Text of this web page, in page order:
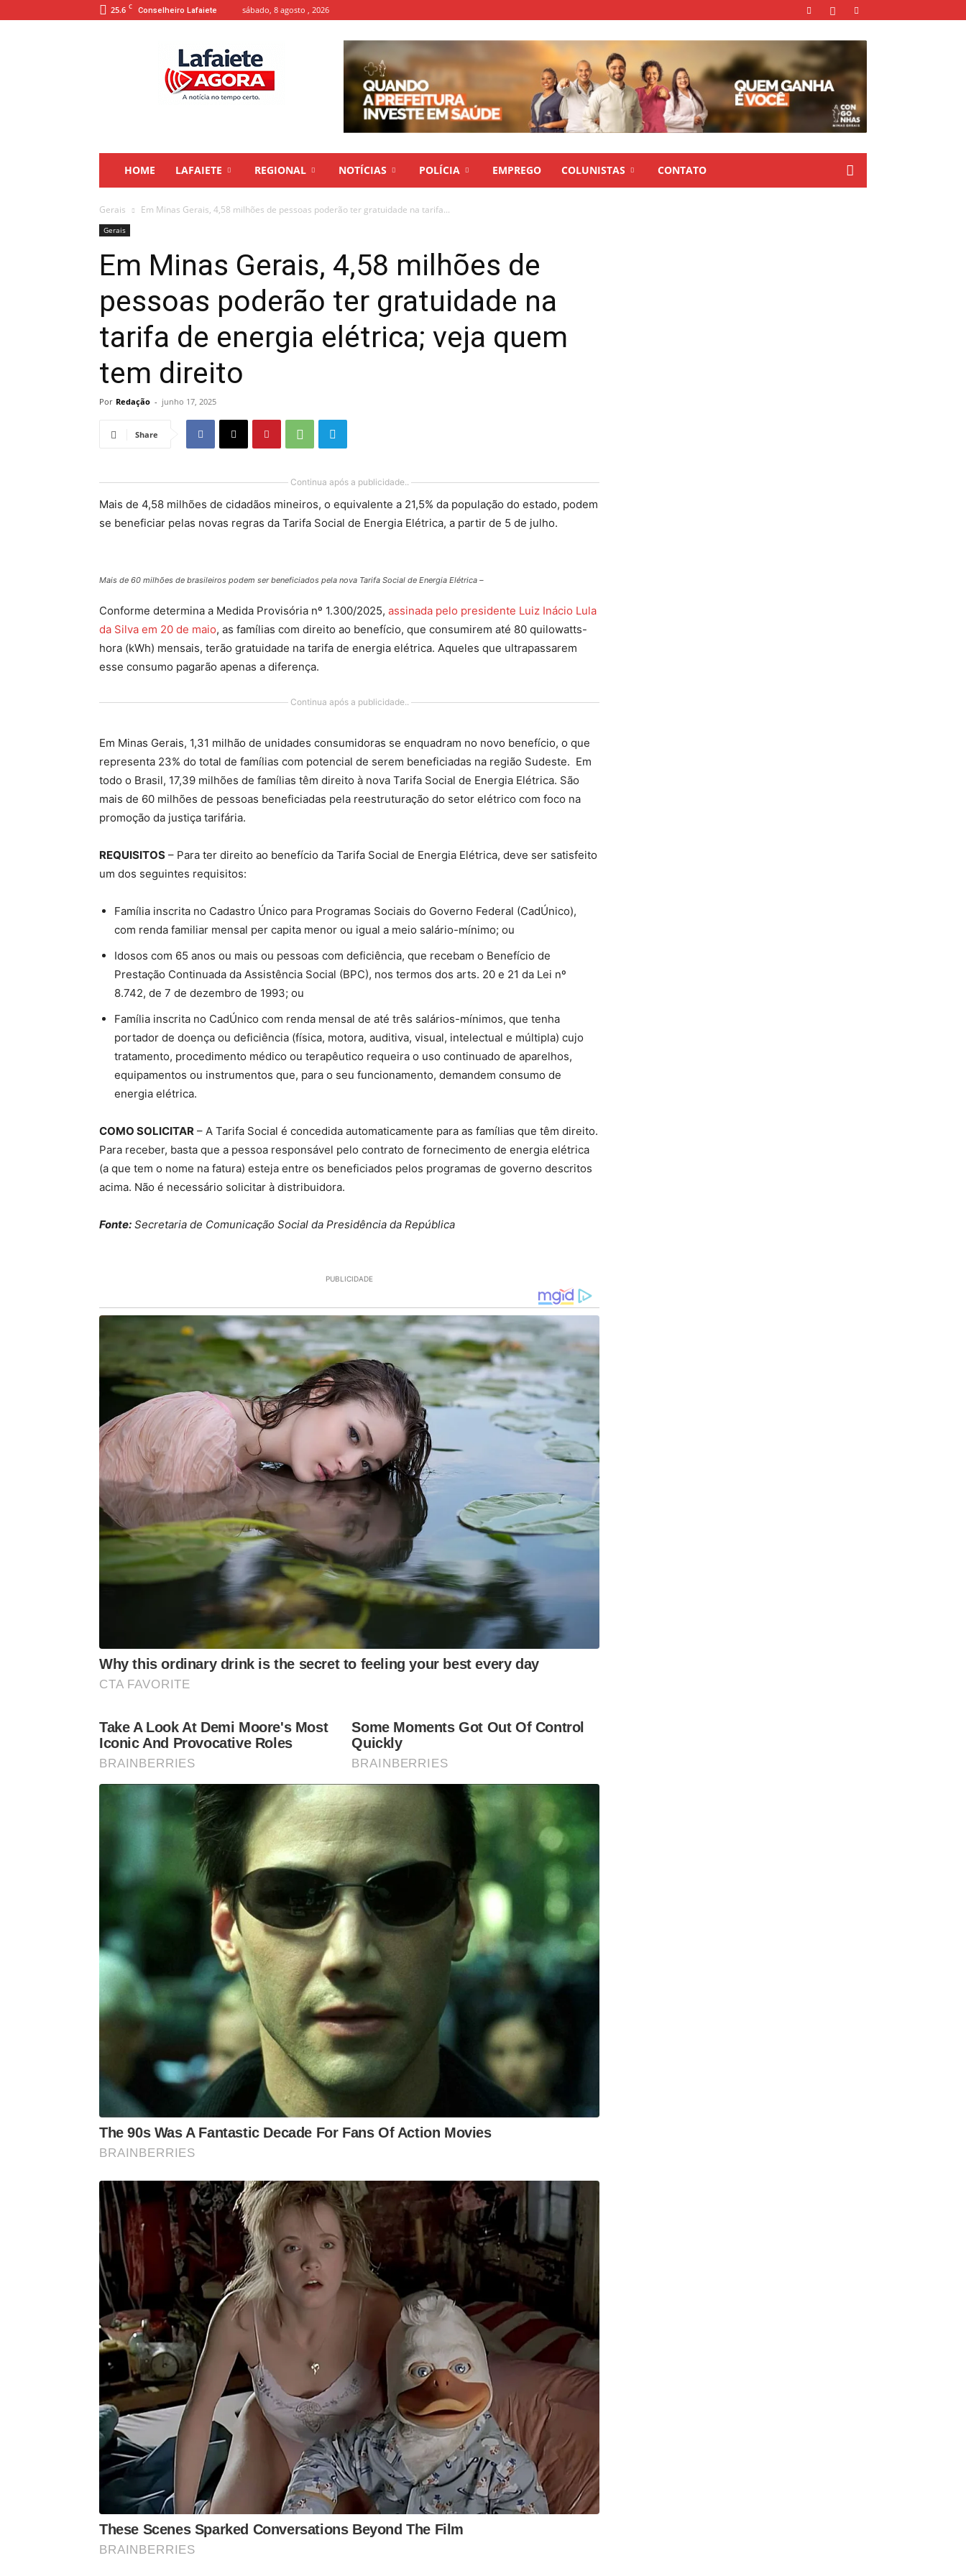
25.6 C Conselheiro Lafaiete sábado, 8 agosto , 2026
HOME LAFAIETE REGIONAL NOTÍCIAS POLÍCIA EMPREGO COLUNISTAS CONTATO
Gerais Em Minas Gerais, 4,58 milhões de pessoas poderão ter gratuidade na tarifa...
Gerais
Em Minas Gerais, 4,58 milhões de
pessoas poderão ter gratuidade na
tarifa de energia elétrica; veja quem
tem direito
Por Redação - junho 17, 2025
Share
Continua após a publicidade..
Mais de 4,58 milhões de cidadãos mineiros, o equivalente a 21,5% da população do estado, podem
se beneficiar pelas novas regras da Tarifa Social de Energia Elétrica, a partir de 5 de julho.
Mais de 60 milhões de brasileiros podem ser beneficiados pela nova Tarifa Social de Energia Elétrica –
Conforme determina a Medida Provisória nº 1.300/2025, assinada pelo presidente Luiz Inácio Lula
da Silva em 20 de maio, as famílias com direito ao benefício, que consumirem até 80 quilowatts-
hora (kWh) mensais, terão gratuidade na tarifa de energia elétrica. Aqueles que ultrapassarem
esse consumo pagarão apenas a diferença.
Continua após a publicidade..
Em Minas Gerais, 1,31 milhão de unidades consumidoras se enquadram no novo benefício, o que
representa 23% do total de famílias com potencial de serem beneficiadas na região Sudeste. Em
todo o Brasil, 17,39 milhões de famílias têm direito à nova Tarifa Social de Energia Elétrica. São
mais de 60 milhões de pessoas beneficiadas pela reestruturação do setor elétrico com foco na
promoção da justiça tarifária.
REQUISITOS – Para ter direito ao benefício da Tarifa Social de Energia Elétrica, deve ser satisfeito
um dos seguintes requisitos:
Família inscrita no Cadastro Único para Programas Sociais do Governo Federal (CadÚnico),
com renda familiar mensal per capita menor ou igual a meio salário-mínimo; ou
Idosos com 65 anos ou mais ou pessoas com deficiência, que recebam o Benefício de
Prestação Continuada da Assistência Social (BPC), nos termos dos arts. 20 e 21 da Lei nº
8.742, de 7 de dezembro de 1993; ou
Família inscrita no CadÚnico com renda mensal de até três salários-mínimos, que tenha
portador de doença ou deficiência (física, motora, auditiva, visual, intelectual e múltipla) cujo
tratamento, procedimento médico ou terapêutico requeira o uso continuado de aparelhos,
equipamentos ou instrumentos que, para o seu funcionamento, demandem consumo de
energia elétrica.
COMO SOLICITAR – A Tarifa Social é concedida automaticamente para as famílias que têm direito.
Para receber, basta que a pessoa responsável pelo contrato de fornecimento de energia elétrica
(a que tem o nome na fatura) esteja entre os beneficiados pelos programas de governo descritos
acima. Não é necessário solicitar à distribuidora.
Fonte: Secretaria de Comunicação Social da Presidência da República
PUBLICIDADE